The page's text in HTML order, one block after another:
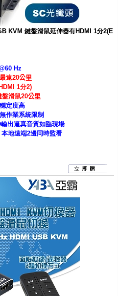
紙
KVM 鍵盤滑鼠延伸器有HDMI 1分2(E
Hz
遠20公里
1分2)
盤滑鼠20公里
定度高
作業系統限制
出逼真音質如臨現場
地遠端2邊同時監看